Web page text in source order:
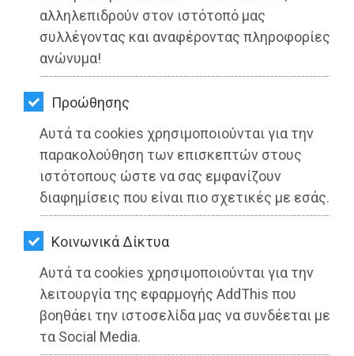
αλληλεπιδρούν στον ιστότοπό μας
συλλέγοντας και αναφέροντας πληροφορίες
ανώνυμα!
Προώθησης
Αυτά τα cookies χρησιμοποιούνται για την
παρακολούθηση των επισκεπτών στους
ιστότοπους ώστε να σας εμφανίζουν
διαφημίσεις που είναι πιο σχετικές με εσάς.
Kοινωνικά Δίκτυα
Αυτά τα cookies χρησιμοποιούνται για την
λειτουργία της εφαρμογής AddThis που
βοηθάει την ιστοσελίδα μας να συνδέεται με
τα Social Media.
ΕΞΟΔΟΣ
ΠΕΡΙΒΑΛΛΟΝ
ΚΑΤΟΙΚΙΔΙΟ
ΑΓΓΕΛΙΕΣ
ΕΦΗΜΕΡΙΔΕΣ
OΔΗΓΟΣ
ΑΓΟΡΑΣ
ΨΙΘΥΡΟΙ
ΑΠΟΣΤΟΛΗ
ΑΡΘΡΩΝ
ΕΝΩΣΗ ΕΣΤΙΑΤΟΡΙΩΝ & ΣΥΝΑΦΩΝ
ΑΤΤΙΚΗΣ: Ανοίγει την Παρασκευή 14
Μαΐου η πλατφόρμα για τις
επιδοτήσεις στην εστίαση
Διαβάστηκε 1466 φορές
26-05-2025
Από τo Dimotisnews